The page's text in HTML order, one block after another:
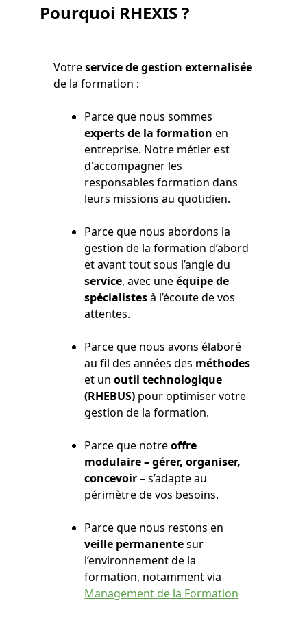
Pourquoi RHEXIS ?
Votreservice de gestion externalisée
de la formation :
Parce que nous sommes
experts de la formationen
entreprise. Notre métier est
d'accompagner les
responsables formation dans
leurs missions au quotidien.
Parce que nous abordons la
gestion de la formation d’abord
et avant tout sous l’angle du
service, avec uneéquipe de
spécialistesà l’écoute de vos
attentes.
Parce que nous avons élaboré
au fil des années des méthodes
et un outil technologique
(RHEBUS) pour optimiser votre
gestion de la formation.
Parce que notreoffre
modulaire – gérer, organiser,
concevoir– s’adapte au
périmètre de vos besoins.
Parce que nous restons en
veille permanentesur
l’environnement de la
formation, notamment via
Management de la Formation